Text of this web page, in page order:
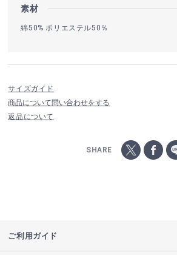
素材
綿50% ポリエステル50％
サイズガイド
商品について問い合わせをする
返品について
SHARE
ご利用ガイド